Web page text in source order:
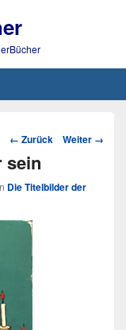
Bild-
Navigation
← Zurück Weiter →
sein
Die Titelbilder der